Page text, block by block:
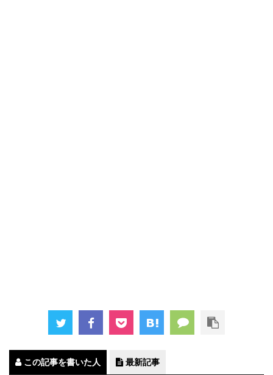
この記事を書いた人 最新記事